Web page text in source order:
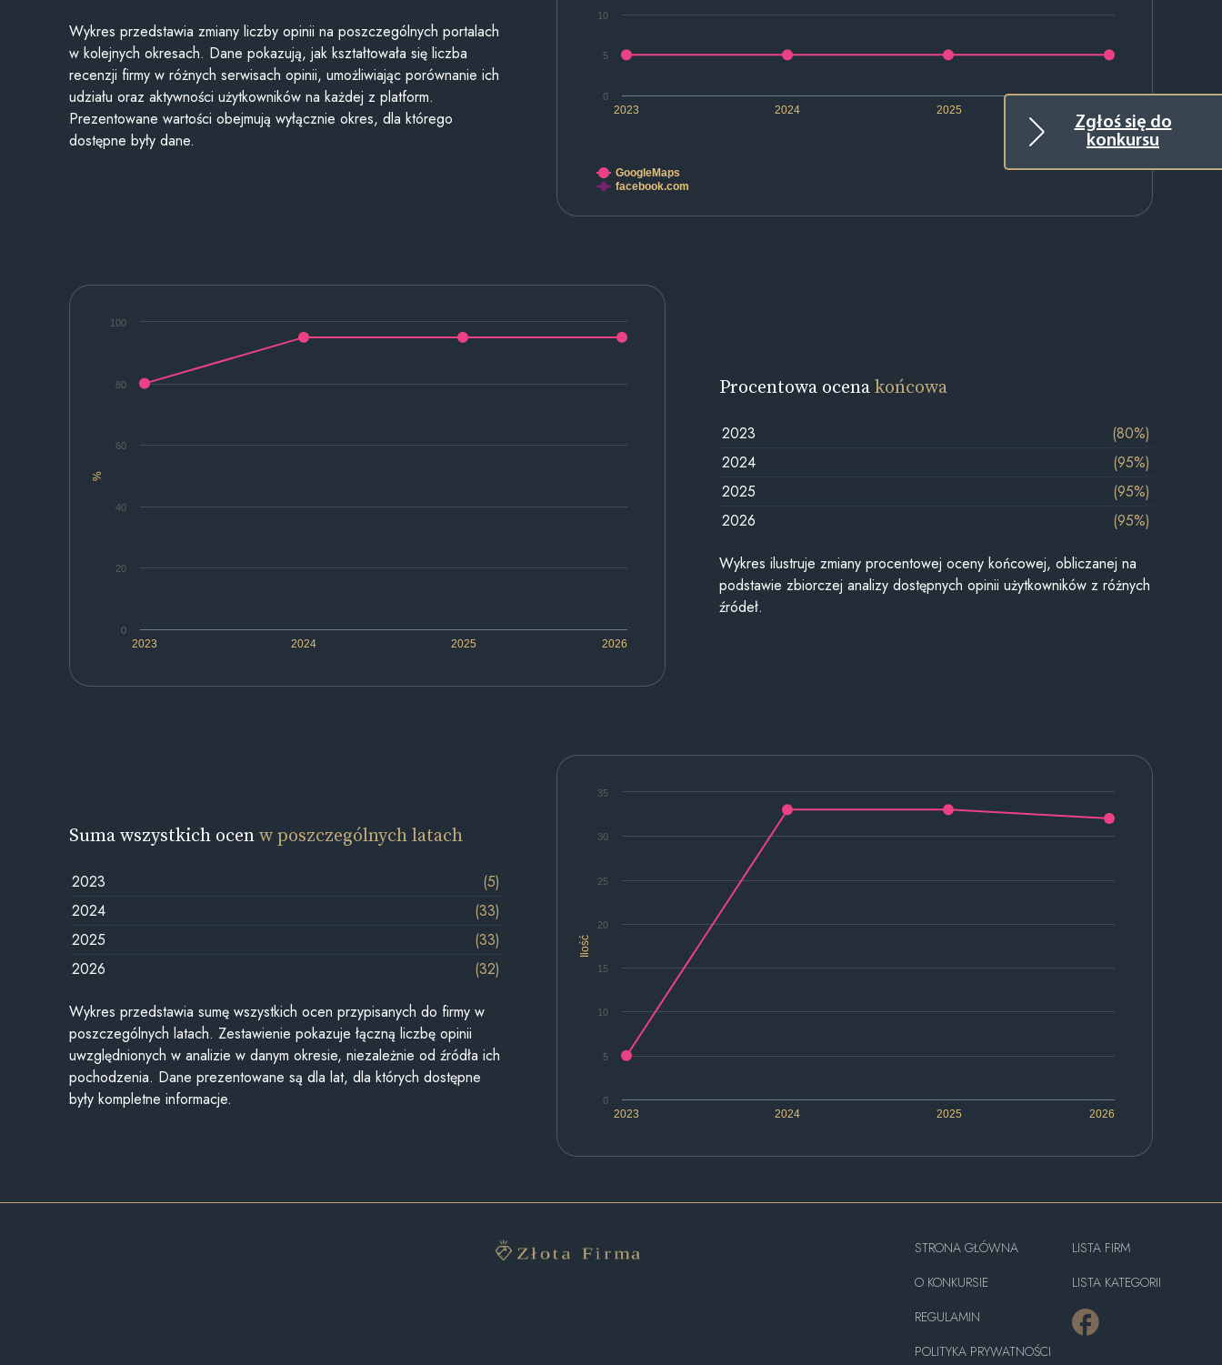
Zgłoś się do
konkursu
2023 2024 2025
0
5
10
GoogleMaps
facebook.com
Wykres przedstawia zmiany liczby opinii na poszczególnych portalach
w kolejnych okresach. Dane pokazują, jak kształtowała się liczba
recenzji firmy w różnych serwisach opinii, umożliwiając porównanie ich
udziału oraz aktywności użytkowników na każdej z platform.
Prezentowane wartości obejmują wyłącznie okres, dla którego
dostępne były dane.
%
2023 2024 2025 2026
0
20
40
60
80
100
Procentowa ocenakońcowa
2023
(80%)
2024
(95%)
2025
(95%)
2026
(95%)
Wykres ilustruje zmiany procentowej oceny końcowej, obliczanej na
podstawie zbiorczej analizy dostępnych opinii użytkowników z różnych
źródeł.
Ilość
2023 2024 2025 2026
0
5
10
15
20
25
30
35
Suma wszystkich ocenw poszczególnych latach
2023
(5)
2024
(33)
2025
(33)
2026
(32)
Wykres przedstawia sumę wszystkich ocen przypisanych do firmy w
poszczególnych latach. Zestawienie pokazuje łączną liczbę opinii
uwzględnionych w analizie w danym okresie, niezależnie od źródła ich
pochodzenia. Dane prezentowane są dla lat, dla których dostępne
były kompletne informacje.
STRONA GŁÓWNA
O KONKURSIE
REGULAMIN
POLITYKA PRYWATNOŚCI
LISTA FIRM
LISTA KATEGORII